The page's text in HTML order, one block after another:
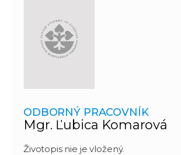
ODBORNÝ PRACOVNÍK
Mgr. Ľubica Komarová
Životopis nie je vložený.